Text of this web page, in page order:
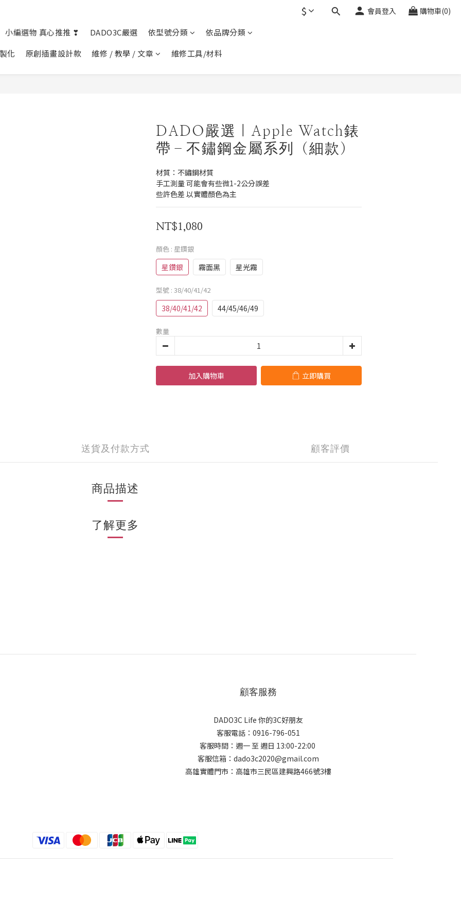
$ 會員登入 購物車(0)
小編選物 真心推推 ❣︎ DADO3C嚴選 依型號分類
依品牌分類
化
原創插畫設計款 維修 / 教學 / 文章 維修工具/材料
DADO嚴選｜Apple Watch錶
帶－不鏽鋼金屬系列（細款）
材質：不鏽鋼材質
手工測量 可能會有些微1-2公分誤差
些許色差 以實體顏色為主
NT$1,080
顏色 : 星鑽銀
星鑽銀 霧面黑 星光霧
型號 : 38/40/41/42
38/40/41/42 44/45/46/49
數量
加入購物車 立即購買
送貨及付款方式 顧客評價
商品描述
了解更多
顧客服務
DADO3C Life 你的3C好朋友
客服電話：0916-796-051
客服時間：週一 至 週日 13:00-22:00
客服信箱：dado3c2020@gmail.com
高雄實體門市：高雄市三民區建興路466號3樓